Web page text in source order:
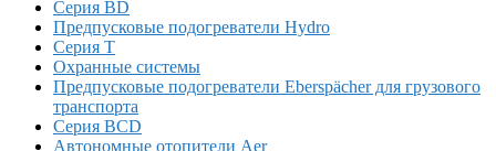
Серия BD
Предпусковые подогреватели Hydro
Серия T
Охранные системы
Предпусковые подогреватели Eberspächer для грузового
транспорта
Серия BCD
Автономные отопители Аer